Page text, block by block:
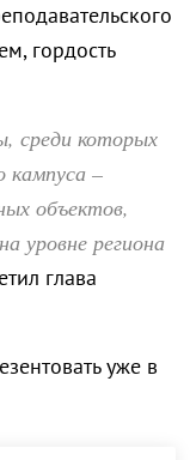
гордость
среди которых
кампуса –
объектов,
уровне региона
глава
уже в